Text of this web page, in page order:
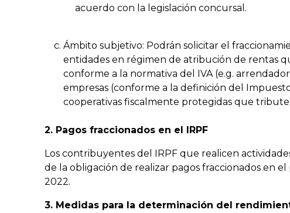
acuerdo con la legislación concursal.
Ámbito subjetivo: Podrán solicitar el
entidades en régimen de atribución de rentas
conforme a la normativa del IVA (e.g.
empresas (conforme a la definición del
cooperativas fiscalmente protegidas que
2. Pagos fraccionados en el IRPF
Los contribuyentes del IRPF que realicen
de la obligación de realizar pagos fraccionados en
2022.
3. Medidas para la determinación del